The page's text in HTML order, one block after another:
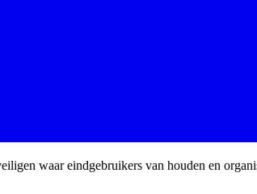
waar eindgebruikers van houden en